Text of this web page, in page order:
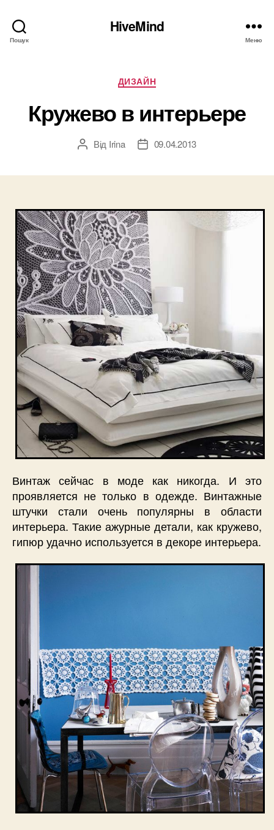
Пошук
HiveMind
Меню
Категорії
ДИЗАЙН
Кружево в интерьере
Автор
Від Irina
Дата09.04.2013
Винтаж сейчас в моде как никогда. И это
проявляется не только в одежде. Винтажные
штучки стали очень популярны в области
интерьера. Такие ажурные детали, как кружево,
гипюр удачно используется в декоре интерьера.